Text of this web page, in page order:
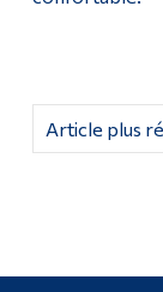
Article plus